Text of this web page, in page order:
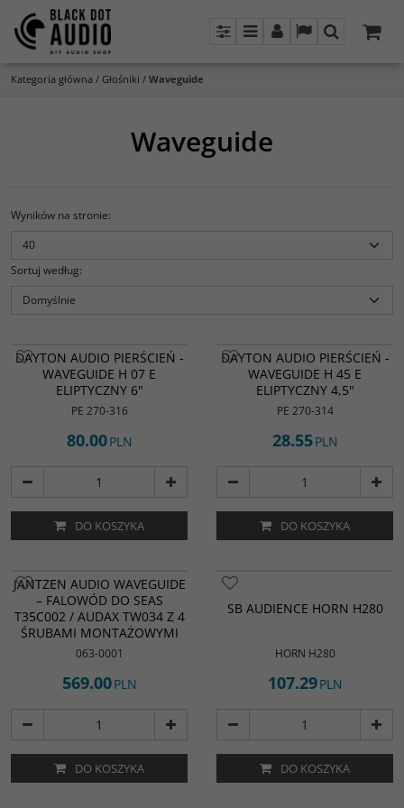
PanelMenuPanel LangSzukaj
Kategoria główna / Głośniki / Waveguide
Waveguide
Wyników na stronie:
Sortuj według:
DAYTON AUDIO PIERŚCIEŃ -
WAVEGUIDE H 07 E
ELIPTYCZNY 6"
PE 270-316
80.00PLN
DO KOSZYKA
DAYTON AUDIO PIERŚCIEŃ -
WAVEGUIDE H 45 E
ELIPTYCZNY 4,5"
PE 270-314
28.55PLN
DO KOSZYKA
JANTZEN AUDIO WAVEGUIDE
– FALOWÓD DO SEAS
T35C002 / AUDAX TW034 Z 4
ŚRUBAMI MONTAŻOWYMI
063-0001
569.00PLN
DO KOSZYKA
SB AUDIENCE HORN H280
HORN H280
107.29PLN
DO KOSZYKA